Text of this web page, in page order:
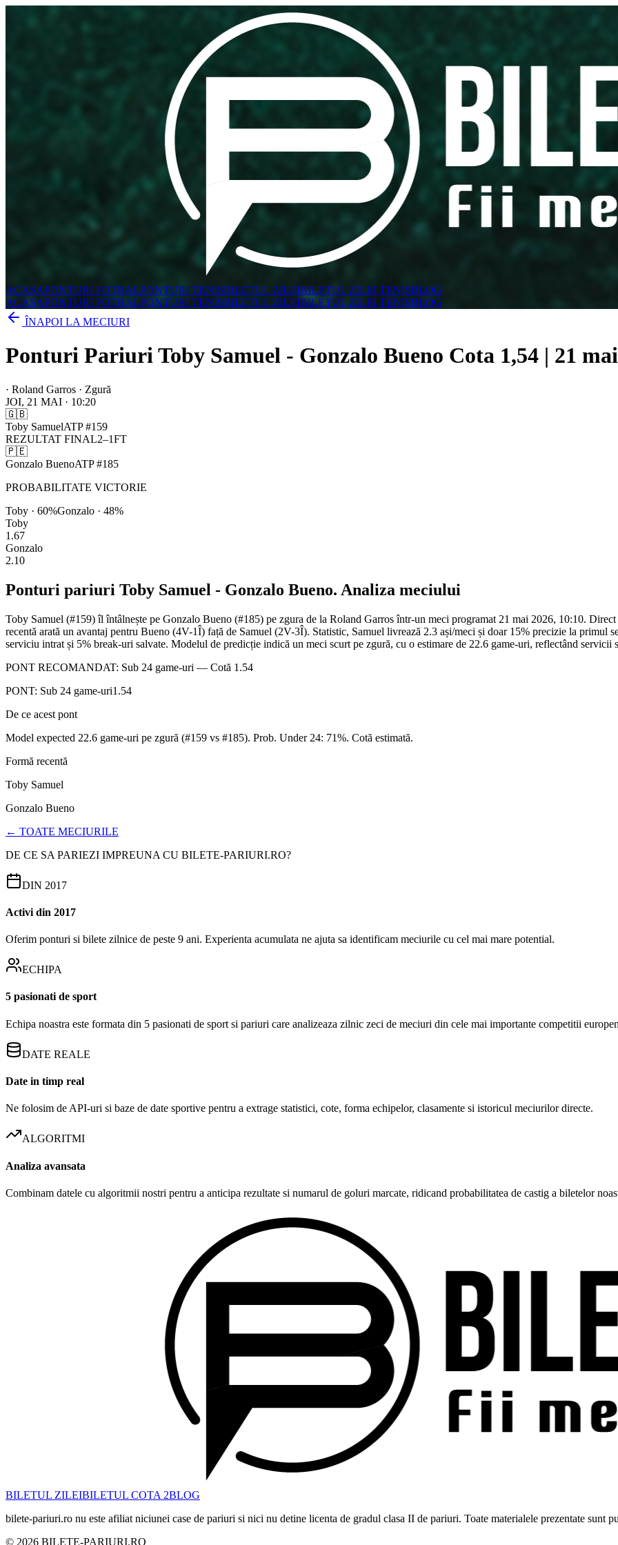
ACASAPONTURI FOTBALPONTURI TENISBILETUL ZILEIBILETUL ZILEI TENISBLOG
ACASAPONTURI FOTBALPONTURI TENISBILETUL ZILEIBILETUL ZILEI TENISBLOG
ÎNAPOI LA MECIURI
Ponturi Pariuri Toby Samuel - Gonzalo Bueno Cota 1,54 | 21
· Roland Garros · Zgură
JOI, 21 MAI · 10:20
🇬🇧
Toby SamuelATP#159
REZULTAT FINAL2–1FT
🇵🇪
Gonzalo BuenoATP#185
PROBABILITATE VICTORIE
Toby · 60%Gonzalo · 48%
Toby
1.67
Gonzalo
2.10
Ponturi pariuri Toby Samuel - Gonzalo Bueno. Analiza meciului
Toby Samuel (#159) îl întâlnește pe Gonzalo Bueno (#185) pe zgura de la Roland Garros într-un meci programat 21 mai 2026, 10:10.
recentă arată un avantaj pentru Bueno (4V-1Î) față de Samuel (2V-3Î). Statistic, Samuel livrează 2.3 ași/meci și doar 15% precizie la primul
serviciu intrat și 5% break-uri salvate. Modelul de predicție indică un meci scurt pe zgură, cu o estimare de 22.6 game-uri, reflectând servicii
PONT RECOMANDAT: Sub 24 game-uri — Cotă 1.54
PONT: Sub 24 game-uri1.54
De ce acest pont
Model expected 22.6 game-uri pe zgură (#159 vs #185). Prob. Under 24: 71%. Cotă estimată.
Formă recentă
Toby Samuel
Gonzalo Bueno
← TOATE MECIURILE
DE CE SA PARIEZI IMPREUNA CU BILETE-PARIURI.RO?
DIN 2017
Activi din 2017
Oferim ponturi si bilete zilnice de peste 9 ani. Experienta acumulata ne ajuta sa identificam meciurile cu cel mai mare potential.
ECHIPA
5 pasionati de sport
Echipa noastra este formata din 5 pasionati de sport si pariuri care analizeaza zilnic zeci de meciuri din cele mai importante competitii
DATE REALE
Date in timp real
Ne folosim de API-uri si baze de date sportive pentru a extrage statistici, cote, forma echipelor, clasamente si istoricul meciurilor directe.
ALGORITMI
Analiza avansata
Combinam datele cu algoritmii nostri pentru a anticipa rezultate si numarul de goluri marcate, ridicand probabilitatea de castig a biletelor
BILETUL ZILEIBILETUL COTA 2BLOG
bilete-pariuri.ro nu este afiliat niciunei case de pariuri si nici nu detine licenta de gradul clasa II de pariuri. Toate materialele prezentate sunt
© 2026 BILETE-PARIURI.RO